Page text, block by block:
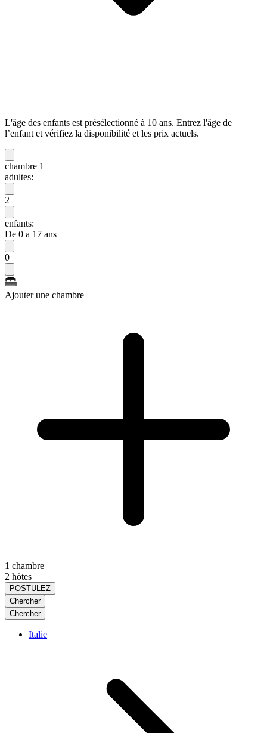
L'âge des enfants est présélectionné à 10 ans. Entrez l'âge de
l’enfant et vérifiez la disponibilité et les prix actuels.
chambre 1
adultes:
2
enfants:
De 0 a 17 ans
0
Ajouter une chambre
1 chambre
2 hôtes
POSTULEZ
Chercher
Chercher
Italie